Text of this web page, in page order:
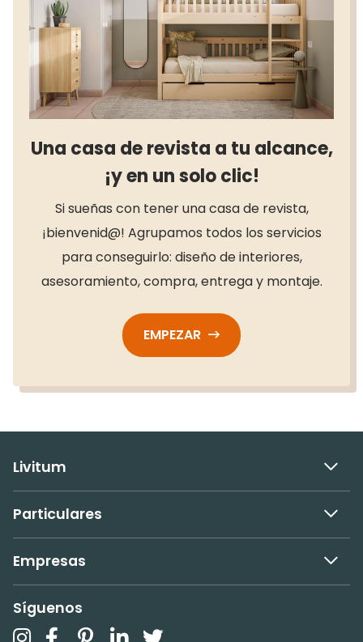
Una casa de revista a tu alcance,
¡y en un solo clic!
Si sueñas con tener una casa de revista,
¡bienvenid@! Agrupamos todos los servicios
para conseguirlo: diseño de interiores,
asesoramiento, compra, entrega y montaje.
EMPEZAR
Livitum
Particulares
Empresas
Síguenos